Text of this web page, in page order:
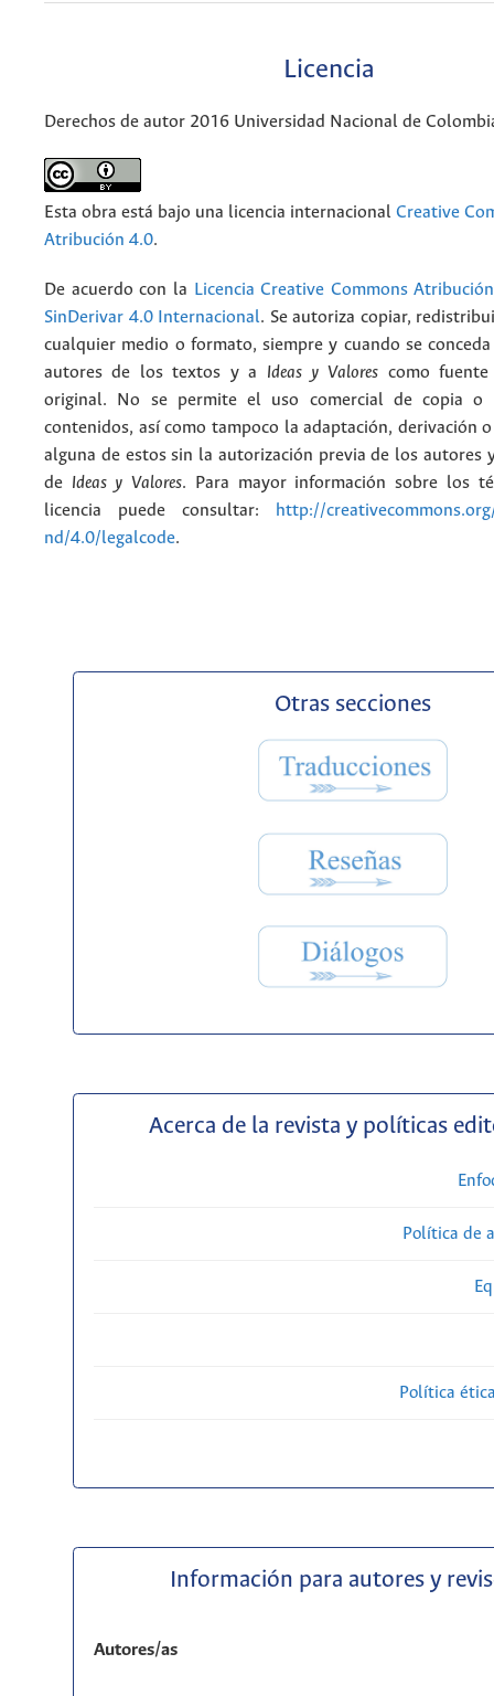
Licencia
Derechos de autor 2016 Universidad Nacional de
Esta obra está bajo una licencia internacional Creative
Atribución 4.0.
De acuerdo con la Licencia Creative Commons
SinDerivar 4.0 Internacional. Se autoriza copiar,
cualquier medio o formato, siempre y cuando se
autores de los textos y a Ideas y Valores como
original. No se permite el uso comercial de copia o
contenidos, así como tampoco la adaptación, derivación
alguna de estos sin la autorización previa de los autores
de Ideas y Valores. Para mayor información sobre los
licencia puede consultar:
http://
nd/4.0/legalcode.
Otras secciones
Acerca de la revista y políticas
Política de
Política
Información para autores y
Autores/as